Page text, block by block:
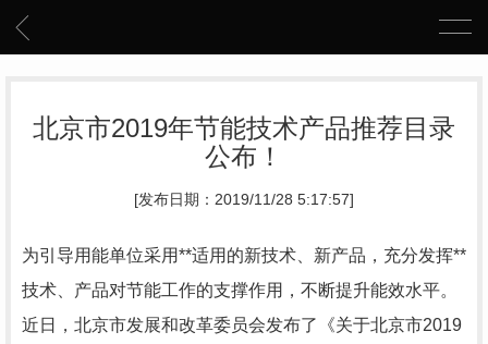
北京市2019年节能技术产品推荐目录
公布！
[发布日期：2019/11/28 5:17:57]
为引导用能单位采用**适用的新技术、新产品，充分发挥**
技术、产品对节能工作的支撑作用，不断提升能效水平。
近日，北京市发展和改革委员会发布了《关于北京市2019